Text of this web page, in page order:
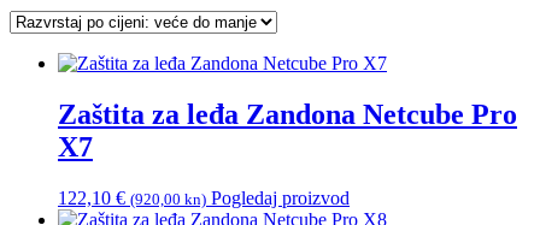
cijeni:
visoke
niske
Zaštita za leđa Zandona Netcube Pro
X7
122,10 € (920,00 kn) Pogledaj proizvod